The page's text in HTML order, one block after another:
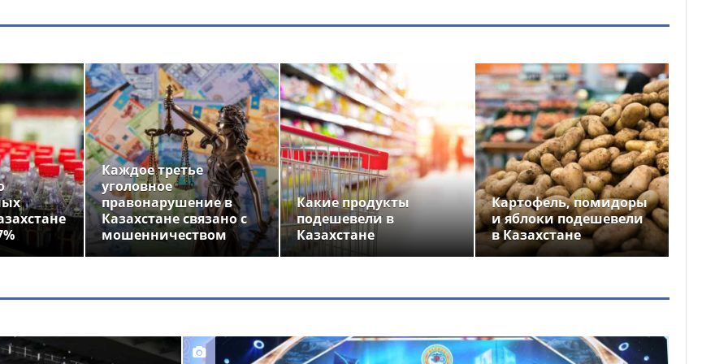
Каждое третье
уголовное
правонарушение в
Казахстане связано с
мошенничеством
Какие продукты
подешевели в
Казахстане
Картофель, помидоры
и яблоки подешевели
в Казахстане